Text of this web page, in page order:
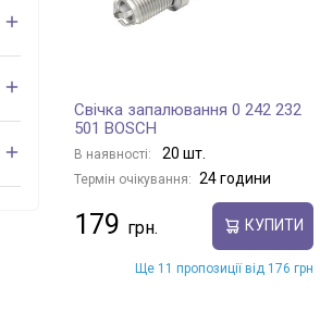
Свічка запалювання 0 242 232
501 BOSCH
В наявності: 20 шт.
Термін очікування: 24 години
179 КУПИТИ
Ще 11 пропозиції від 176 грн